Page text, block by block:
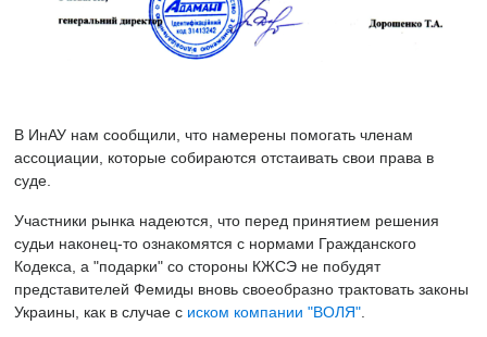
В ИнАУ нам сообщили, что намерены помогать членам
ассоциации, которые собираются отстаивать свои права в
суде.
Участники рынка надеются, что перед принятием решения
судьи наконец-то ознакомятся с нормами Гражданского
Кодекса, а "подарки" со стороны КЖСЭ не побудят
представителей Фемиды вновь своеобразно трактовать законы
Украины, как в случае с иском компании "ВОЛЯ"